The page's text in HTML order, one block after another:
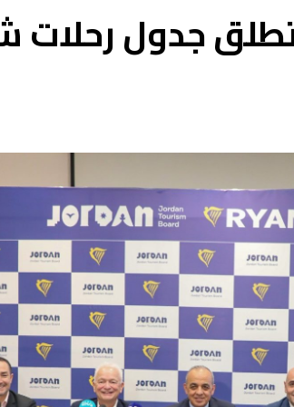
تطلق جدول